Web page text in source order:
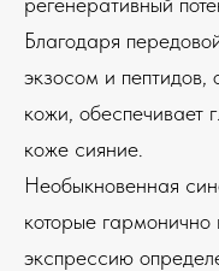
Благодаря
экзосом и пептидов,
кожи, обеспечивает
коже сияние.
Необыкновенная
которые гармонично
экспрессию